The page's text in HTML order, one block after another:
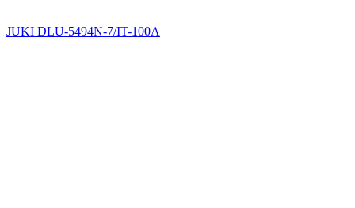
JUKI DLU-5494N-7/IT-100A